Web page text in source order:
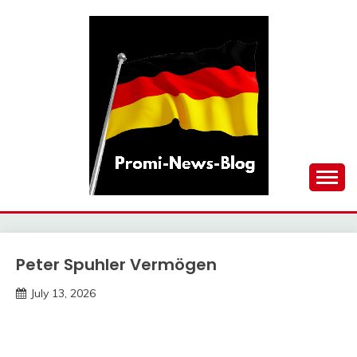
PROMI-NEWS-BLOG
Trends
Peter Spuhler Vermögen
July 13, 2026